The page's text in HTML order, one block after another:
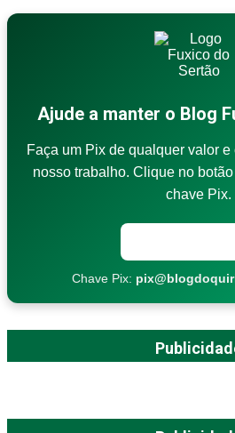
Ajude a manter o Blog
Faça um Pix de qualquer valor
nosso trabalho. Clique no
chave Pix.
Chave Pix: